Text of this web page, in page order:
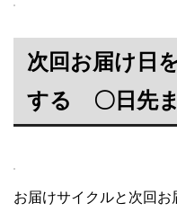
次回お届け日
する 〇日先ま
お届けサイクルと次回お